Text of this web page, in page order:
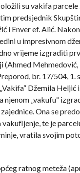
su vakifa parcele
predsjednik
i Enver ef. Alić.
u impresivnom
vrijeme izgraditi
(Ahmed Mehmedović,
br. 17/504, 1.
Džemila Heljić
njenom „vakufu“
Ona se
te je
vratila svojim
ratnog meteža